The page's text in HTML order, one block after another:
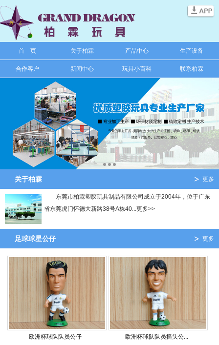
首 页 关于柏霖 产品中心 生产设备
合作客户 新闻中心 玩具小百科 联系柏霖
更多
关于柏霖
东莞市柏霖塑胶玩具制品有限公司成立于2004年，位于广东
省东莞虎门怀德大新路38号A栋40...更多>>
更多
足球球星公仔
欧洲杯球队队员公仔 欧洲杯球队队员摇头公...
信息搜索
搜索